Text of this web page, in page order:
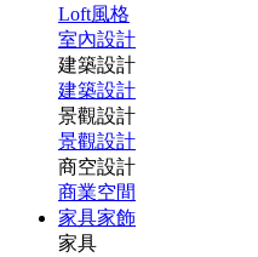
Loft風格
室內設計
建築設計
建築設計
景觀設計
景觀設計
商空設計
商業空間
家具家飾
家具